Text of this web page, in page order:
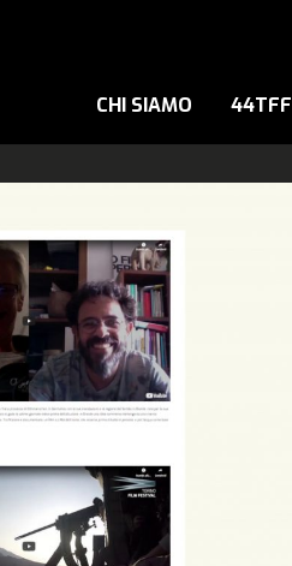
CHI SIAMO 44TFF